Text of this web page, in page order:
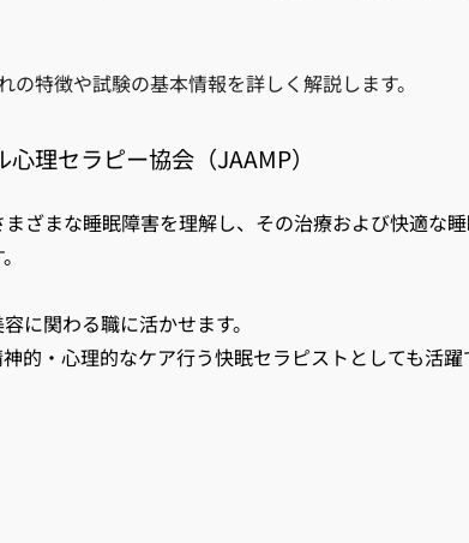
特徴や試験の基本情報を詳しく解説します。
理セラピー協会（JAAMP）
ざまな睡眠障害を理解し、その治療および快適な
に関わる職に活かせます。
的・心理的なケア行う快眠セラピストとしても活躍